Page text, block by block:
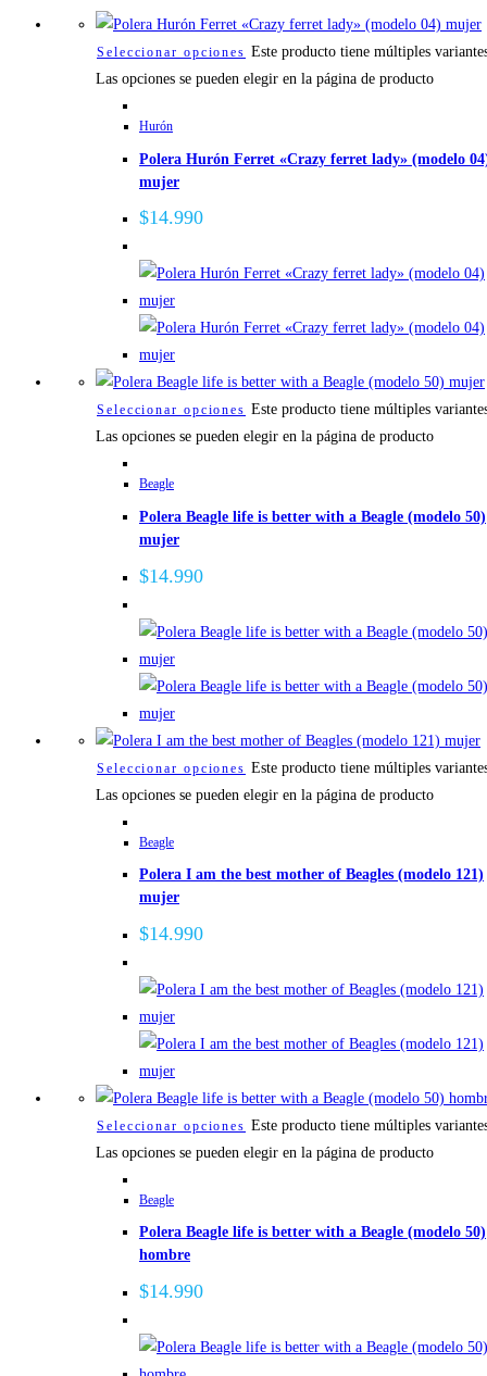
Seleccionar opciones Este producto tiene múltiples
Las opciones se pueden elegir en la página de producto
Hurón
Polera Hurón Ferret «Crazy ferret lady» (modelo
mujer
$14.990
Seleccionar opciones Este producto tiene múltiples
Las opciones se pueden elegir en la página de producto
Beagle
Polera Beagle life is better with a Beagle (modelo 50)
mujer
$14.990
Seleccionar opciones Este producto tiene múltiples
Las opciones se pueden elegir en la página de producto
Beagle
Polera I am the best mother of Beagles (modelo 121)
mujer
$14.990
Seleccionar opciones Este producto tiene múltiples
Las opciones se pueden elegir en la página de producto
Beagle
Polera Beagle life is better with a Beagle (modelo 50)
hombre
$14.990